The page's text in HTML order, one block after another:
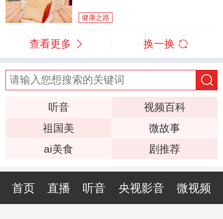
健康之路
查看更多 换一换
听音
视频百科
祖国美
微故事
ai美食
剧推荐
首页 直播 听音 央视影音 微视频